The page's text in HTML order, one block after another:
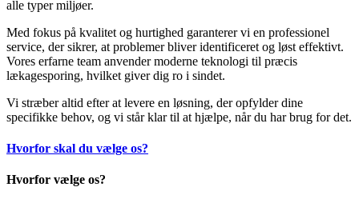
alle typer miljøer.
Med fokus på kvalitet og hurtighed garanterer vi en professionel
service, der sikrer, at problemer bliver identificeret og løst effektivt.
Vores erfarne team anvender moderne teknologi til præcis
lækagesporing, hvilket giver dig ro i sindet.
Vi stræber altid efter at levere en løsning, der opfylder dine
specifikke behov, og vi står klar til at hjælpe, når du har brug for det.
Hvorfor skal du vælge os?
Hvorfor vælge os?